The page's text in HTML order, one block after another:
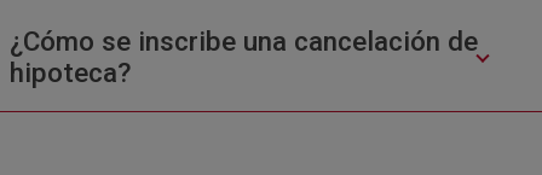
¿Cómo se inscribe una cancelación de
hipoteca?